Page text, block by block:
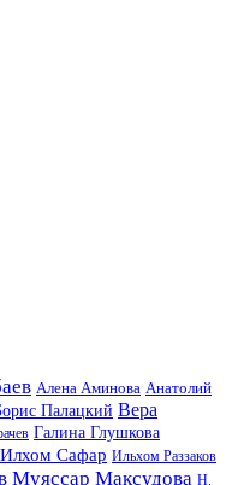
Алена Аминова Анатолий
Палацкий Вера
Галина Глушкова
Илхом Сафар Ильхом Раззаков
Муяссар Максудова Н.